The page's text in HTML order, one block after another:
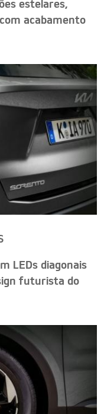
estelares,
acabamento
LEDs diagonais
futurista do